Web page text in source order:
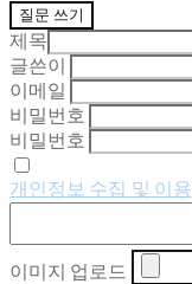
질문 쓰기
제목
글쓴이
이메일
비밀번호
비밀번호
개인정보 수집 및 이용
이미지 업로드